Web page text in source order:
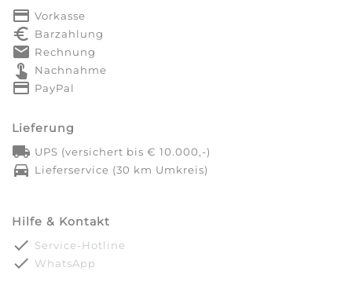
payment Vorkasse
euro_symbol Barzahlung
markunread Rechnung
touch_app Nachnahme
credit_card PayPal
Lieferung
local_shipping UPS (versichert bis € 10.000,-)
directions_car Lieferservice (30 km Umkreis)
Hilfe & Kontakt
done Service-Hotline
done WhatsApp